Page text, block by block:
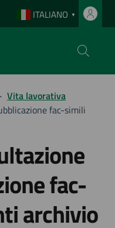
ITALIANO ▼
Vita lavorativa
fac-simili
fac-
archivio